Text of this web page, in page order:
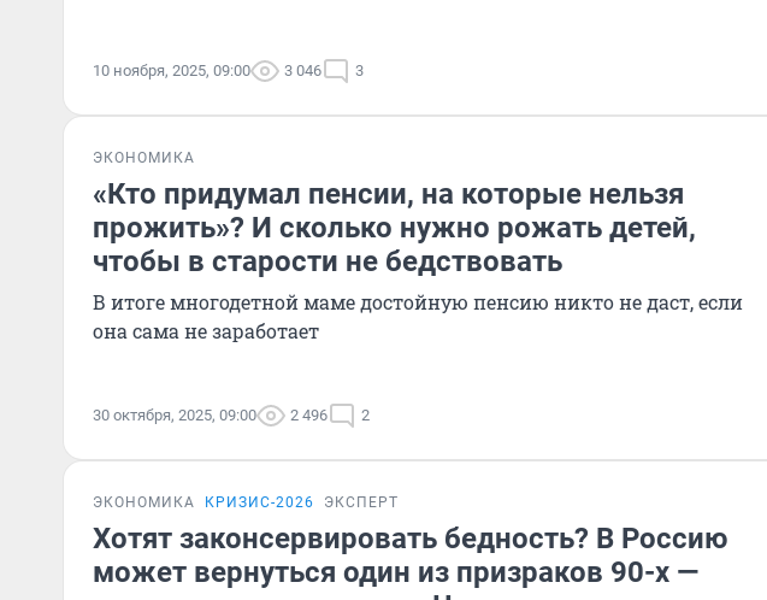
10 ноября, 2025, 09:00 3 046 3
ЭКОНОМИКА
«Кто придумал пенсии, на которые нельзя
прожить»? И сколько нужно рожать детей,
чтобы в старости не бедствовать
В итоге многодетной маме достойную пенсию никто не даст, если
она сама не заработает
30 октября, 2025, 09:00 2 496 2
ЭКОНОМИКА КРИЗИС-2026 ЭКСПЕРТ
Хотят законсервировать бедность? В Россию
может вернуться один из призраков 90-х —